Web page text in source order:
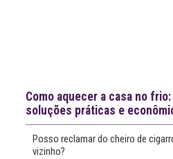
Notícias recentes
Como aquecer a casa no
soluções práticas e
Posso reclamar do cheiro de
vizinho?